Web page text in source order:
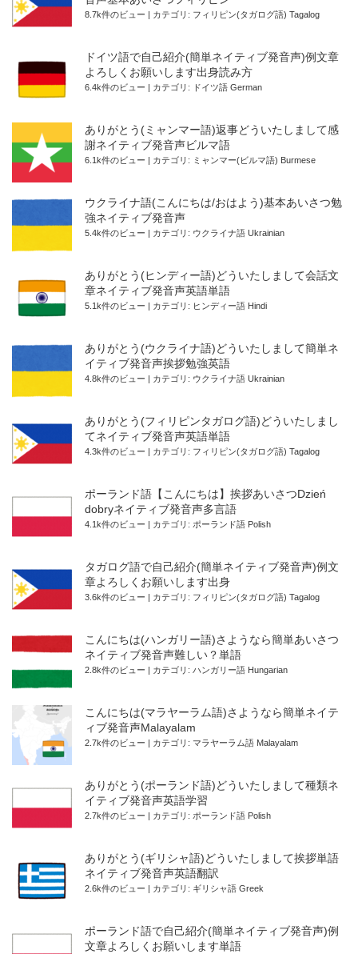
8.7k件のビュー カテゴリ: フィリピン(タガログ語) Tagalog
ドイツ語で自己紹介(簡単ネイティブ発音声)例文章
よろしくお願いします出身読み方
6.4k件のビュー カテゴリ: ドイツ語 German
ありがとう(ミャンマー語)返事どういたしまして感
謝ネイティブ発音声ビルマ語
6.1k件のビュー カテゴリ: ミャンマー(ビルマ語) Burmese
ウクライナ語(こんにちは/おはよう)基本あいさつ勉
強ネイティブ発音声
5.4k件のビュー カテゴリ: ウクライナ語 Ukrainian
ありがとう(ヒンディー語)どういたしまして会話文
章ネイティブ発音声英語単語
5.1k件のビュー カテゴリ: ヒンディー語 Hindi
ありがとう(ウクライナ語)どういたしまして簡単ネ
イティブ発音声挨拶勉強英語
4.8k件のビュー カテゴリ: ウクライナ語 Ukrainian
ありがとう(フィリピンタガログ語)どういたしまし
てネイティブ発音声英語単語
4.3k件のビュー カテゴリ: フィリピン(タガログ語) Tagalog
ポーランド語【こんにちは】挨拶あいさつDzień
dobryネイティブ発音声多言語
4.1k件のビュー カテゴリ: ポーランド語 Polish
タガログ語で自己紹介(簡単ネイティブ発音声)例文
章よろしくお願いします出身
3.6k件のビュー カテゴリ: フィリピン(タガログ語) Tagalog
こんにちは(ハンガリー語)さようなら簡単あいさつ
ネイティブ発音声難しい？単語
2.8k件のビュー カテゴリ: ハンガリー語 Hungarian
こんにちは(マラヤーラム語)さようなら簡単ネイテ
ィブ発音声Malayalam
2.7k件のビュー カテゴリ: マラヤーラム語 Malayalam
ありがとう(ポーランド語)どういたしまして種類ネ
イティブ発音声英語学習
2.7k件のビュー カテゴリ: ポーランド語 Polish
ありがとう(ギリシャ語)どういたしまして挨拶単語
ネイティブ発音声英語翻訳
2.6k件のビュー カテゴリ: ギリシャ語 Greek
ポーランド語で自己紹介(簡単ネイティブ発音声)例
文章よろしくお願いします単語